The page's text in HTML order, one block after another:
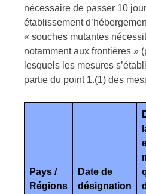
nécessaire de passer 10
établissement
« souches mutantes
notamment aux frontières »
lesquels les mesures
partie du point 1.(1) des
Pays /
Régions
Date de
désignation